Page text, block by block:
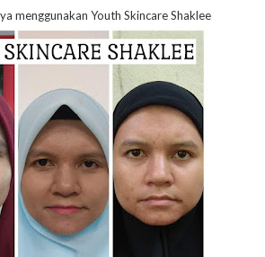
menggunakan Youth Skincare Shaklee